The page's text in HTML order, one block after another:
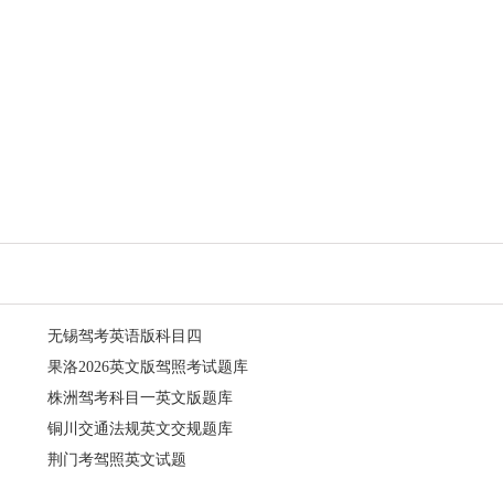
无锡驾考英语版科目四
果洛2026英文版驾照考试题库
株洲驾考科目一英文版题库
铜川交通法规英文交规题库
荆门考驾照英文试题